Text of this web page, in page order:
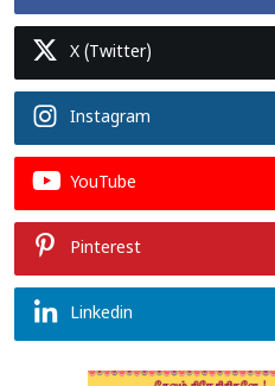
X (Twitter)
Instagram
YouTube
Pinterest
Linkedin